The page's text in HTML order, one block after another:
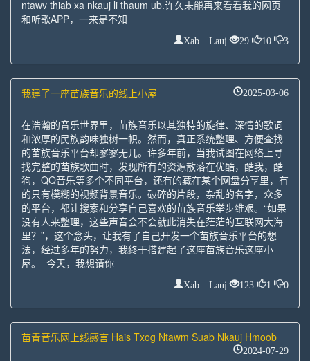
ntawv thiab xa nkauj li thaum ub.许久未能再来看看我的网页
和听歌APP，一来是不知
Xab Lauj 29 10 3
我建了一座苗族音乐的线上小屋 2025-03-06
在浩瀚的音乐世界里，苗族音乐以其独特的旋律、深情的歌词
和浓厚的民族韵味独树一帜。然而，真正系统整理、方便查找
的苗族音乐平台却寥寥无几。许多年前，当我试图在网络上寻
找完整的苗族歌曲时，发现所有的资源散落在优酷，酷我，酷
狗，QQ音乐等多个不同平台，还有的藏在某个网盘分享里，有
的只有模糊的视频背景音乐。破碎的片段，杂乱的名字，众多
的平台，都让搜索和分享自己喜欢的苗族音乐举步维艰。“如果
没有人来整理，这些声音会不会就此消失在茫茫的互联网大海
里？”，这个念头，让我有了自己开发一个苗族音乐平台的想
法，经过多年的努力，我终于搭建起了这座苗族音乐这座小
屋。 今天，我想请你
Xab Lauj 123 1 0
苗青音乐网上线感言 Hais Txog Ntawm Suab Nkauj Hmoob
2024-07-29